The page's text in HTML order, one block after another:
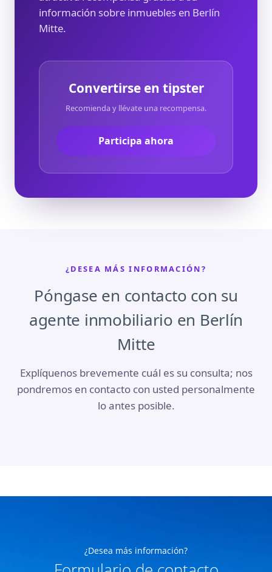
información sobre inmuebles en Berlín
Mitte.
Convertirse en tipster
Recomienda y llévate una recompensa.
Participa ahora
¿DESEA MÁS INFORMACIÓN?
Póngase en contacto con su
agente inmobiliario en Berlín
Mitte
Explíquenos brevemente cuál es su consulta; nos
pondremos en contacto con usted personalmente
lo antes posible.
¿Desea más información?